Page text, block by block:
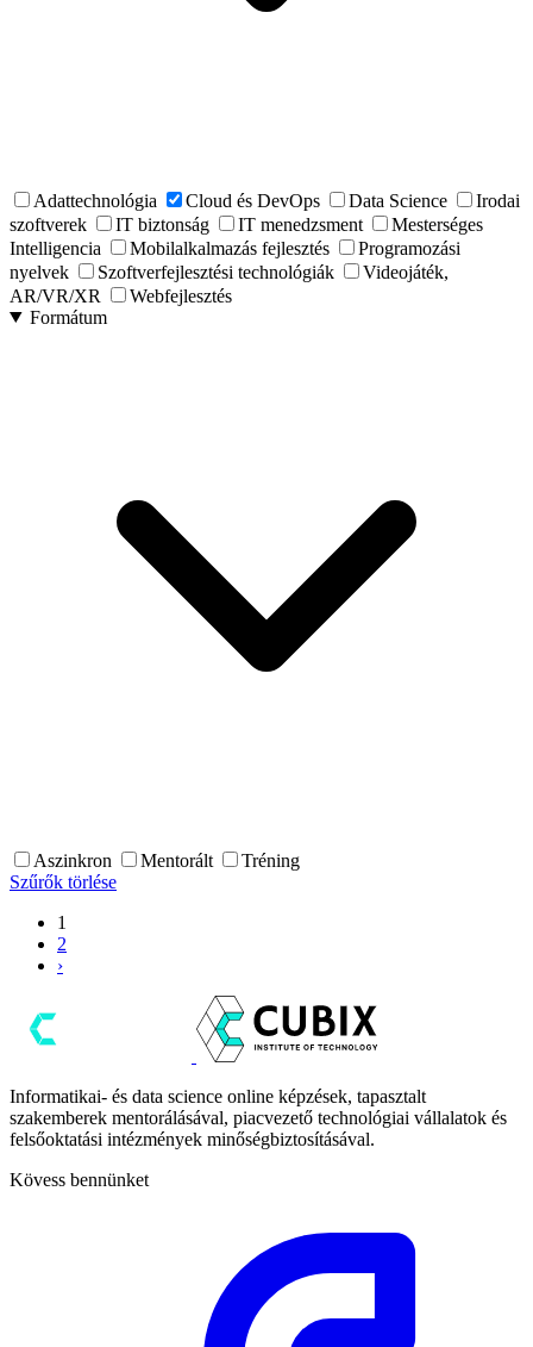
Adattechnológia Cloud és DevOps Data Science
Irodai
szoftverek
IT biztonság IT menedzsment
Mesterséges
Intelligencia
Mobilalkalmazás fejlesztés
Programozási
nyelvek
Szoftverfejlesztési technológiák
Videojáték,
AR/VR/XR
Webfejlesztés
Formátum
Aszinkron Mentorált
Tréning
Szűrők törlése
1
2
›
Informatikai- és data science online képzések, tapasztalt
szakemberek mentorálásával, piacvezető technológiai vállalatok és
felsőoktatási intézmények minőségbiztosításával.
Kövess bennünket